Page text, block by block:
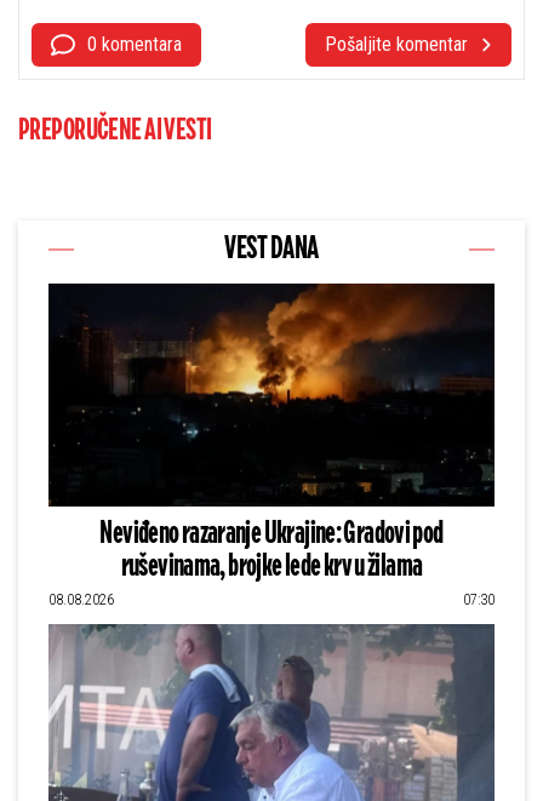
0 komentara Pošaljite komentar
PREPORUČENE AI VESTI
VEST DANA
Neviđeno razaranje Ukrajine: Gradovi pod
ruševinama, brojke lede krv u žilama
08.08.2026 07:30